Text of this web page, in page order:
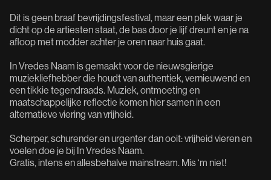
Dit is geen braaf bevrijdingsfestival, maar een plek waar je
dicht op de artiesten staat, de bas door je lijf dreunt en je na
afloop met modder achter je oren naar huis gaat.
In Vredes Naam is gemaakt voor de nieuwsgierige
muziekliefhebber die houdt van authentiek, vernieuwend en
een tikkie tegendraads. Muziek, ontmoeting en
maatschappelijke reflectie komen hier samen in een
alternatieve viering van vrijheid.
Scherper, schurender en urgenter dan ooit: vrijheid vieren en
voelen doe je bij In Vredes Naam.
Gratis, intens en allesbehalve mainstream. Mis ‘m niet!